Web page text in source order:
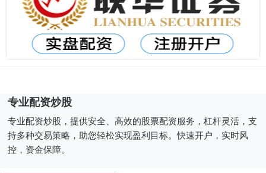
专业配资炒股
专业配资炒股，提供安全、高效的股票配资服务，杠杆灵活，支
持多种交易策略，助您轻松实现盈利目标。快速开户，实时风
控，资金保障。